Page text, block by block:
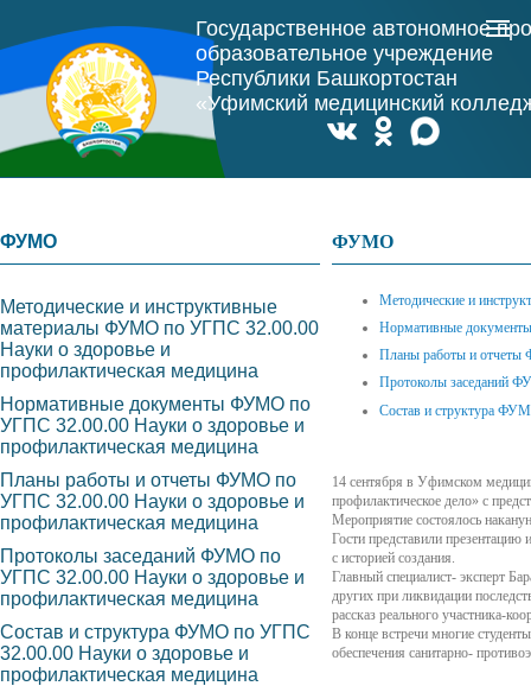
Государственное автономное
образовательное учреждение
Республики Башкортостан
«Уфимский медицинский
ФУМО
Методические и
Нормативные
Планы работы и отчеты
Протоколы заседаний
Состав и структура
14 сентября в Уфимском
профилактическое дело» с
Мероприятие состоялось
Гости представили презентацию
с историей создания.
Главный специалист- эксперт
других при ликвидации
рассказ реального участника-
В конце встречи многие
обеспечения санитарно-
ФУМО
Методические и инструктивные
материалы ФУМО по УГПС 32.00.00
Науки о здоровье и
профилактическая медицина
Нормативные документы ФУМО по
УГПС 32.00.00 Науки о здоровье и
профилактическая медицина
Планы работы и отчеты ФУМО по
УГПС 32.00.00 Науки о здоровье и
профилактическая медицина
Протоколы заседаний ФУМО по
УГПС 32.00.00 Науки о здоровье и
профилактическая медицина
Состав и структура ФУМО по УГПС
32.00.00 Науки о здоровье и
профилактическая медицина